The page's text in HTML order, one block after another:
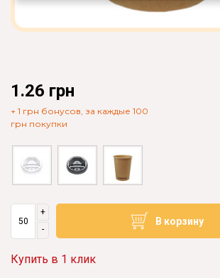
1.26 грн
+ 1 грн бонусов, за каждые 100
грн покупки
+
-
В корзину
Купить в 1 клик